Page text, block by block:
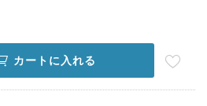
カートに入れる